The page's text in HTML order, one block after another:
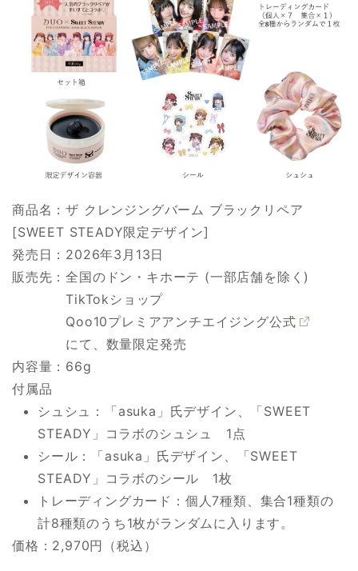
商品名：ザ クレンジングバーム ブラックリペア
[SWEET STEADY限定デザイン]
発売日：2026年3月13日
販売先：全国のドン・キホーテ (一部店舗を除く)
TikTokショップ
Qoo10プレミアアンチエイジング公式
にて、数量限定発売
内容量：66g
付属品
シュシュ：「asuka」氏デザイン、「SWEET
STEADY」コラボのシュシュ 1点
シール：「asuka」氏デザイン、「SWEET
STEADY」コラボのシール 1枚
トレーディングカード：個人7種類、集合1種類の
計8種類のうち1枚がランダムに入ります。
価格：2,970円（税込）